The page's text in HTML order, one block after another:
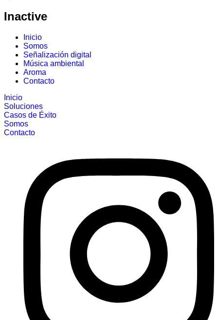
Inactive
Inicio
Somos
Señalización digital
Música ambiental
Aroma
Contacto
Inicio
Soluciones
Casos de Éxito
Somos
Contacto